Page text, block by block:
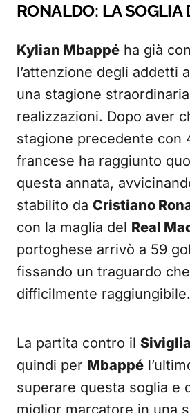
RONALDO: LA SOGLIA
Kylian Mbappé ha già
l’attenzione degli addetti
una stagione
realizzazioni. Dopo aver
stagione precedente con
francese ha raggiunto
questa annata,
stabilito da Cristiano
con la maglia del Real
portoghese arrivò a 59
fissando un traguardo
difficilmente raggiungibile.
La partita contro il Siviglia
quindi per Mbappé
superare questa soglia e
miglior marcatore in una